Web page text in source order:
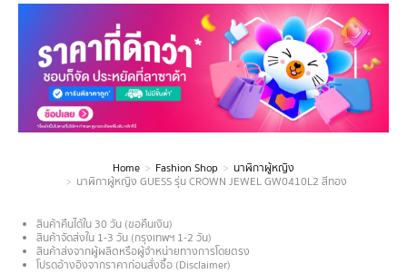
Home Fashion Shop
นาฬิกาผู้หญิง
นาฬิกาผู้หญิง GUESS รุ่น CROWN JEWEL GW0410L2 สีทอง
สินค้าคืนได้ใน 30 วัน (ขอคืนเงิน)
สินค้าจัดส่งใน 1-3 วัน (กรุงเทพฯ 1-2 วัน)
สินค้าส่งจากผู้ผลิตหรือผู้จำหน่ายทางการโดยตรง
โปรดอ้างอิงจากราคาก่อนสั่งซื้อ (Disclaimer)